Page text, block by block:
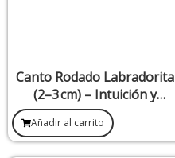
Canto Rodado Labradorita
(2–3 cm) – Intuición y
Transformación
Añadir al carrito